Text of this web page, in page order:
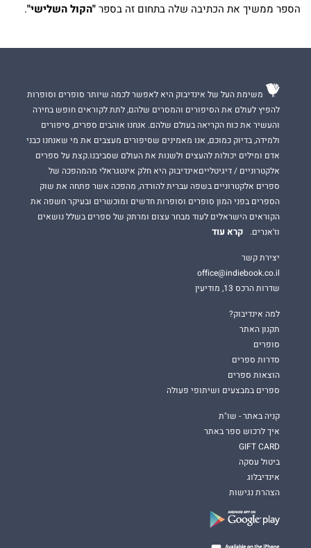
הספר ממשיך את הכתיבה שלה בתחום זה בספר"הקול השלישי".
משימת העל של אינדיבוק היא לאפשר לכמה שיותר סופרים וסופרות
להפיץ לעולם את הסיפורים והמסרים שלהם, לתת לקוראים חופש בחירה
והעשיר את כוח הקריאה בעולם שלהם. אנחנו אוהבים ספרים, סיפורים
ולמידה, בדיוק כמוכם, אנו מאמינים שסיפורים מעצבים את מי שאנחנו כבני
אדם ומילים יכולות להעצים ולשנות את העולם שסביבנו.קצת על ספרים
אלקטרוניים / דיגיטלייםאינדיבוק היא חלק אינטגראלי מהמהפכה של
ספרים אלקטרוניים בשפה עברית להורדה, מהפכה אשר פתחה את שוק
הספרים בפני המון סופרים וסופרות חדשים ומוכשרים ובעיקר חשפה את
הקוראים הישראלים לעוד מבחר עצום ומרתק של ספרים בשלל נושאים
וז'אנרים.
קרא עוד
יצירת קשר
office@indiebook.co.il
שדרות הרכס 13, מודיעין
למה אינדיבוק?
תקנון האתר
סופרים
סדרות ספרים
הוצאות ספרים
ספרים במבצעים ושיתופי פעולה
קניה באתר - שו"ת
איך לרכוש ספר באתר
GIFT CARD
ביטול עסקה
אינדיבלוג
הצהרת נגישות